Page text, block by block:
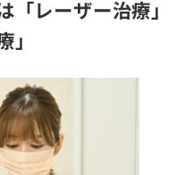
「レーザー治療」